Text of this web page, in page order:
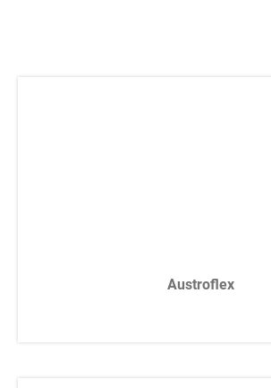
Austroflex